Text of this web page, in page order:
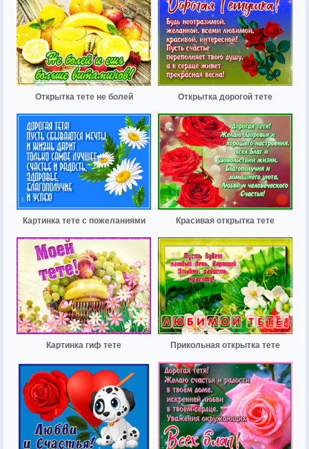
Открытка тете не болей Открытка дорогой тете
Картинка тете с пожеланиями Красивая открытка тете
Картинка гиф тете Прикольная открытка тете